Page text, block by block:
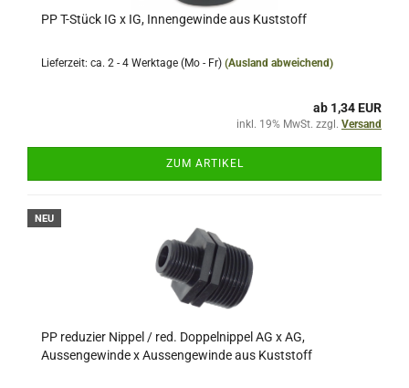
PP T-Stück IG x IG, Innengewinde aus Kuststoff
Lieferzeit: ca. 2 - 4 Werktage (Mo - Fr) (Ausland abweichend)
ab 1,34 EUR
inkl. 19% MwSt. zzgl. Versand
ZUM ARTIKEL
NEU
PP reduzier Nippel / red. Doppelnippel AG x AG,
Aussengewinde x Aussengewinde aus Kuststoff